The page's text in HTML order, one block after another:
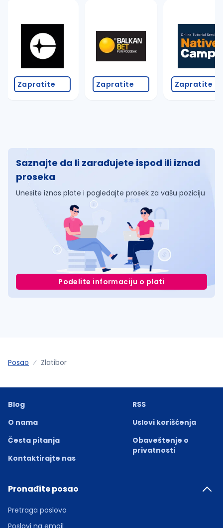
Zapratite Zapratite Zapratite
Saznajte da li zarađujete ispod ili iznad
proseka
Unesite iznos plate i pogledajte prosek za vašu poziciju
Podelite informaciju o plati
Posao Zlatibor
Blog
O nama
Česta pitanja
Kontaktirajte nas
RSS
Uslovi korišćenja
Obaveštenje o
privatnosti
Pronađite posao
Pretraga poslova
Poslovi na email